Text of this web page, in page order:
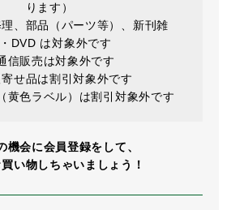
ります）
、部品（パーツ等）、新刊雑
DVD は対象外です
信販売は対象外です
せ品は割引対象外です
黄色ラベル）は割引対象外です
機会に会員登録をして、
い物しちゃいましょう！